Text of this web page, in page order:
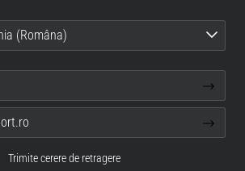
(Româna)
Trimite cerere de retragere